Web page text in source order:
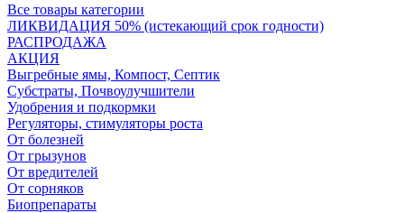
Все товары категории
ЛИКВИДАЦИЯ 50% (истекающий срок годности)
РАСПРОДАЖА
АКЦИЯ
Выгребные ямы, Компост, Септик
Субстраты, Почвоулучшители
Удобрения и подкормки
Регуляторы, стимуляторы роста
От болезней
От грызунов
От вредителей
От сорняков
Биопрепараты